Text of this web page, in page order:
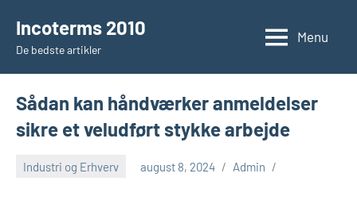
indhold
Incoterms 2010
De bedste artikler
Menu
Sådan kan håndværker anmeldelser
sikre et veludført stykke arbejde
Industri og Erhverv august 8, 2024 Admin